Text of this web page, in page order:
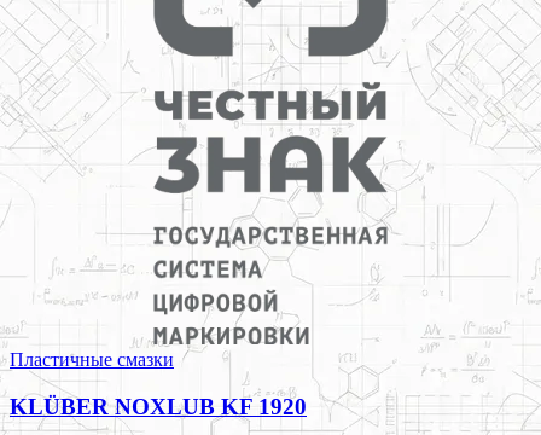
Пластичные смазки
KLÜBER NOXLUB KF 1920